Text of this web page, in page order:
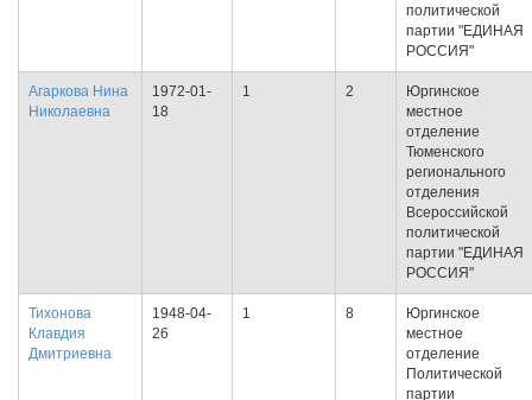
политической
партии "ЕДИНАЯ
РОССИЯ"
Агаркова Нина
Николаевна
1972-01-
18
1 2
Юргинское
местное
отделение
Тюменского
регионального
отделения
Всероссийской
политической
партии "ЕДИНАЯ
РОССИЯ"
Тихонова
Клавдия
Дмитриевна
1948-04-
26
1 8
Юргинское
местное
отделение
Политической
партии